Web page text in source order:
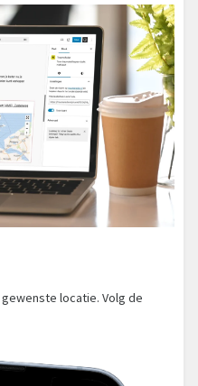
locatie. Volg de